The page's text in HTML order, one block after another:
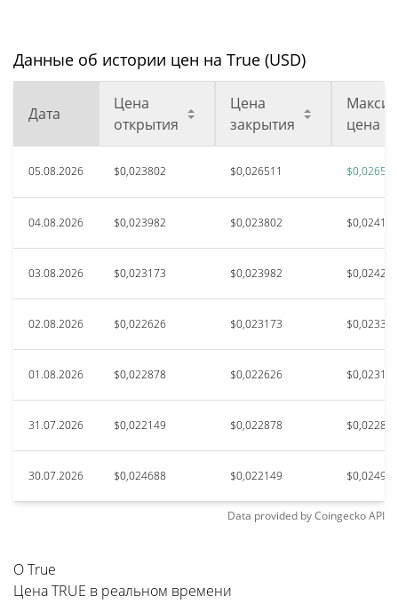
авг. 27, 2025 (11 месяцев
назад)
Исторический мин.
февр. 5, 2026 (6 месяцев
назад)
$0,01233754
113.68%
Данные об истории цен на True (USD)
Дата
Цена
открытия
Цена
закрытия
цена
05.08.2026 $0,023802 $0,026511 $0,026572
04.08.2026 $0,023982 $0,023802 $0,024152
03.08.2026 $0,023173 $0,023982 $0,024206
02.08.2026 $0,022626 $0,023173 $0,023319
01.08.2026 $0,022878 $0,022626 $0,023102
31.07.2026 $0,022149 $0,022878 $0,022858
30.07.2026 $0,024688 $0,022149 $0,024994
Data provided byCoingeckoAPI
О True
Цена TRUE в реальном времени